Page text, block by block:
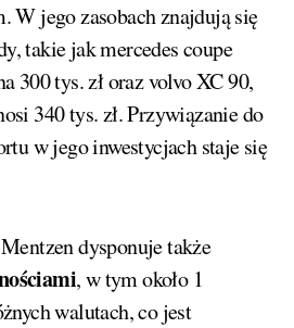
W jego zasobach znajdują się
takie jak mercedes coupe
300 tys. zł oraz volvo XC 90,
340 tys. zł. Przywiązanie do
w jego inwestycjach staje się
dysponuje także
, w tym około 1
walutach, co jest